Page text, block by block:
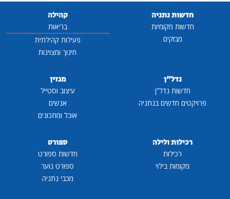
חדשות נתניה
חדשות מקומיות
מבזקים
קהילה
בריאות
פעילות קהילתית
חינוך ומצוינות
נדל"ן
חדשות נדל"ן
פרויקטים חדשים בנתניה
מגזין
עיצוב וסטייל
אנשים
אוכל ומתכונים
רכילות ולילה
רכילות
מקומות בילוי
ספורט
חדשות ספורט
ספורט נוער
מכבי נתניה